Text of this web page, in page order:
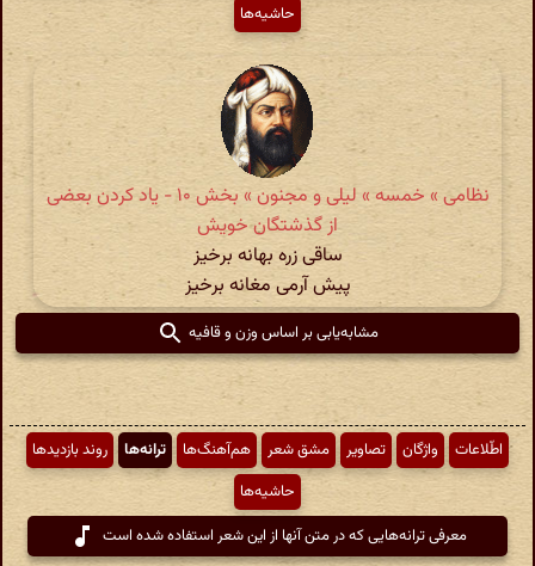
حاشیه‌ها
نظامی » خمسه » لیلی و مجنون » بخش ۱۰ - یاد کردن بعضی
از گذشتگان خویش
ساقی زره بهانه برخیز
پیش آرمی مغانه برخیز
مشابه‌یابی بر اساس وزن و قافیه
اطّلاعات واژگان تصاویر مشق شعر هم‌آهنگ‌ها ترانه‌ها
روند بازدیدها
حاشیه‌ها
معرفی ترانه‌هایی که در متن آنها از این شعر استفاده شده است